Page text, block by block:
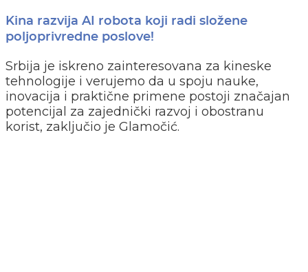
Kina razvija AI robota koji radi složene
poljoprivredne poslove!
Srbija je iskreno zainteresovana za kineske
tehnologije i verujemo da u spoju nauke,
inovacija i praktične primene postoji značajan
potencijal za zajednički razvoj i obostranu
korist, zaključio je Glamočić.